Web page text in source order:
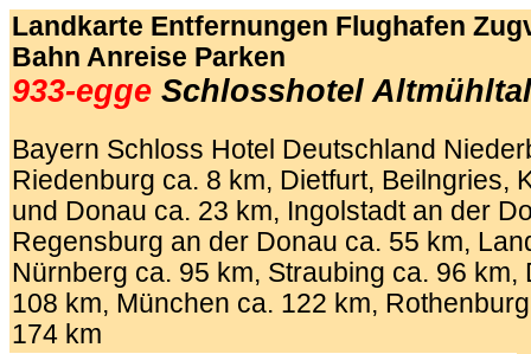
Landkarte Entfernungen Flughafen
Bahn Anreise Parken
933-egge Schlosshotel Altmühltal
Bayern Schloss Hotel Deutschland
Riedenburg ca. 8 km, Dietfurt, Beilngries,
und Donau ca. 23 km, Ingolstadt an der
Regensburg an der Donau ca. 55 km,
Nürnberg ca. 95 km, Straubing ca. 96 km,
108 km, München ca. 122 km,
174 km